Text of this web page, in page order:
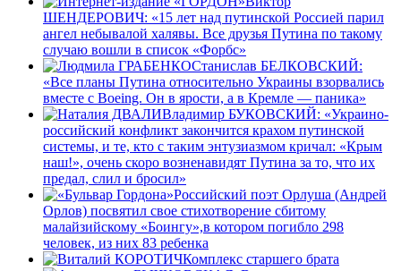
ШЕНДЕРОВИЧ: «15 лет над путинской Россией парил
ангел небывалой халявы. Все друзья Путина по такому
случаю вошли в список «Форбс»
Станислав БЕЛКОВСКИЙ:
«Все планы Путина относительно Украины взорвались
вместе с Boeing. Он в ярости, а в Кремле — паника»
Владимир БУКОВСКИЙ: «Украино-
российский конфликт закончится крахом путинской
системы, и те, кто с таким энтузиазмом кричал: «Крым
наш!», очень скоро возненавидят Путина за то, что их
предал, слил и бросил»
Российский поэт Орлуша (Андрей
Орлов) посвятил свое стихотворение сбитому
малайзийскому «Боингу»,в котором погибло 298
человек, из них 83 ребенка
Комплекс старшего брата